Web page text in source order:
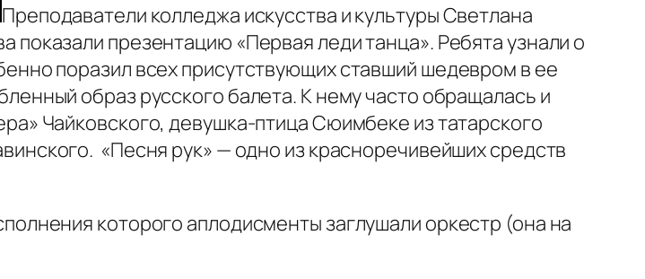
Преподаватели колледжа искусства и культуры Светлана
презентацию «Первая леди танца». Ребята узнали о
поразил всех присутствующих ставший шедевром в ее
образ русского балета. К нему часто обращалась и
Чайковского, девушка-птица Сюимбеке из татарского
«Песня рук» — одно из красноречивейших средств
которого аплодисменты заглушали оркестр (она на